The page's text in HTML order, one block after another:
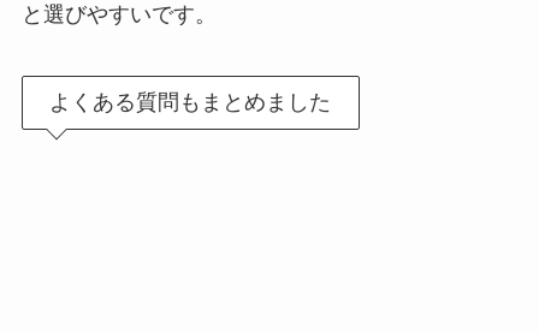
と選びやすいです。
よくある質問もまとめました